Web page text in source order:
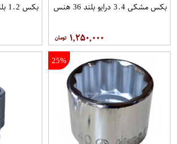
بکس مشکی 3.4 درایو بلند 36 هنس
۱,۲۵۰,۰۰۰
بکس 1.2 بلند 6 پر 19 هنس
25%